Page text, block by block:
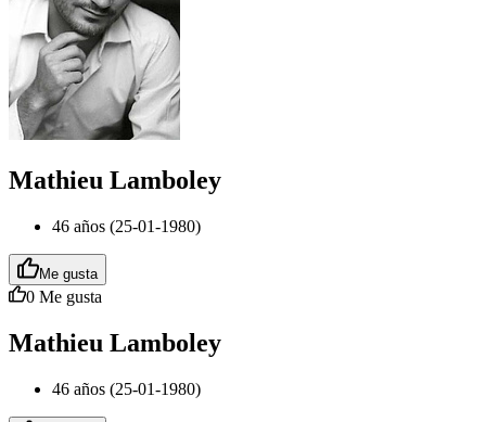
Mathieu Lamboley
46 años (25-01-1980)
Me gusta
0 Me gusta
Mathieu Lamboley
46 años (25-01-1980)